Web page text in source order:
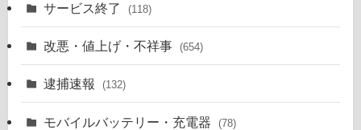
サービス終了 (118)
改悪・値上げ・不祥事 (654)
逮捕速報 (132)
モバイルバッテリー・充電器 (78)